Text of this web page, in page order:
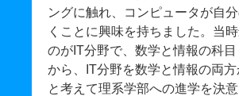
ングに触れ、コンピュータが自
くことに興味を持ちました。当
のがIT分野で、数学と情報の科
から、IT分野を数学と情報の両
と考えて理系学部への進学を決意